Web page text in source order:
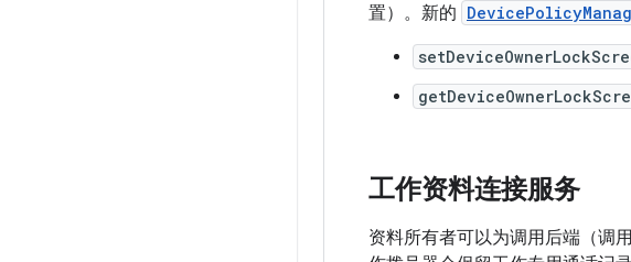
置）。新的
工作资料连接服务
资料所有者可以为调用后端（调